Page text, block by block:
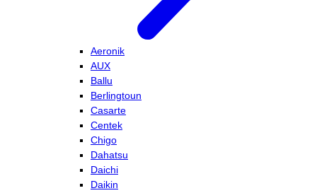
Aeronik
AUX
Ballu
Berlingtoun
Casarte
Centek
Chigo
Dahatsu
Daichi
Daikin